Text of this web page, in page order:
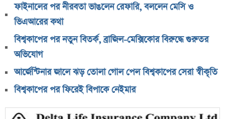
ফাইনালের পর নীরবতা ভাঙলেন রেফারি, বললেন মেসি ও
ভিএআরের কথা
বিশ্বকাপের পর নতুন বিতর্ক, ব্রাজিল-মেক্সিকোর বিরুদ্ধে গুরুতর
অভিযোগ
আর্জেন্টিনার জালে ঝড় তোলা গোল পেল বিশ্বকাপের সেরা স্বীকৃতি
বিশ্বকাপের পর ফিরেই বিপাকে নেইমার